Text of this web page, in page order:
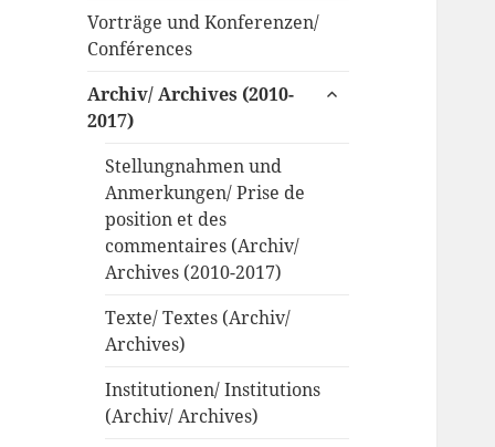
Vorträge und Konferenzen/
Conférences
Archiv/ Archives (2010-
2017)
untermenü
Stellungnahmen und
Anmerkungen/ Prise de
position et des
commentaires (Archiv/
Archives (2010-2017)
Texte/ Textes (Archiv/
Archives)
Institutionen/ Institutions
(Archiv/ Archives)